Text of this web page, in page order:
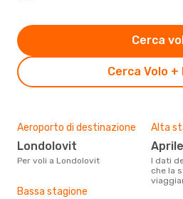
Cerca Volo +
Cerca
Aeroporto di destinazione
Londolovit
Per voli a Londolovit
Alta
aprile
I dati dei nostri clienti ci dicono
che la
Bassa stagione